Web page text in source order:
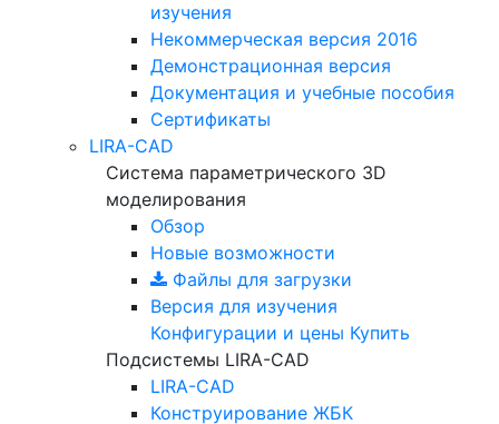
изучения
Некоммерческая версия 2016
Демонстрационная версия
Документация и учебные пособия
Сертификаты
LIRA-CAD
Система параметрического 3D
моделирования
Обзор
Новые возможности
Файлы для загрузки
Версия для изучения
Конфигурации и цены Купить
Подсистемы LIRA-CAD
LIRA-CAD
Конструирование ЖБК